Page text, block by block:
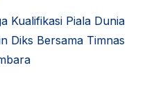
Kualifikasi Piala Dunia
Diks Bersama Timnas